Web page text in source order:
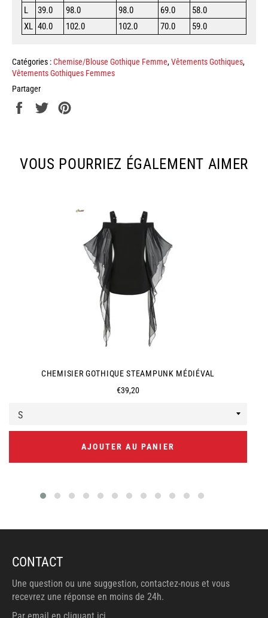
L
39.0 98.0 98.0 69.0
58.0
XL 40.0 102.0 102.0 70.0 59.0
Catégories :Chemise/Blouse Gothique Femme,Vêtements Gothiques,
Vêtements Gothiques Femmes
Partager
PartagerTweeter
VOUS POURRIEZ ÉGALEMENT AIMER
CHEMISIER GOTHIQUE STEAMPUNK MÉDIÉVAL
Prix
€39,20
AJOUTER AU PANIER
CONTACT
Une question ou une suggestion, contactez-nous et vous
recevrez une réponse en moins de 24h.